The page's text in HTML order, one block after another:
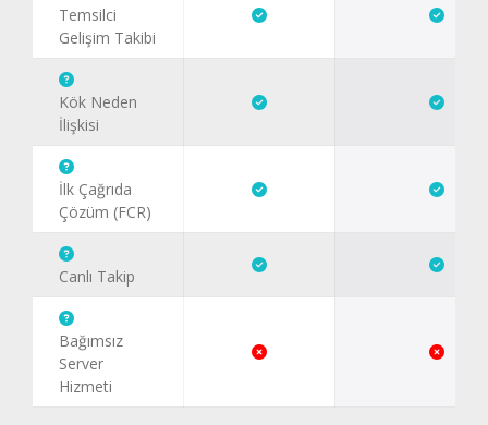
Temsilci
Gelişim Takibi
Kök Neden
İlişkisi
İlk Çağrıda
Çözüm (FCR)
Canlı Takip
Bağımsız
Server
Hizmeti